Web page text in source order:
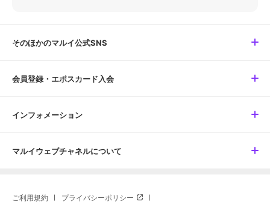
そのほかのマルイ公式SNS
会員登録・エポスカード入会
インフォメーション
マルイウェブチャネルについて
ご利用規約 プライバシーポリシー